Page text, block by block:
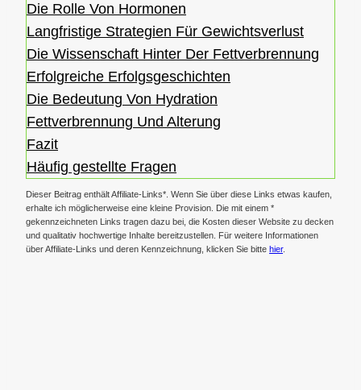
Die Rolle Von Hormonen
Langfristige Strategien Für Gewichtsverlust
Die Wissenschaft Hinter Der Fettverbrennung
Erfolgreiche Erfolgsgeschichten
Die Bedeutung Von Hydration
Fettverbrennung Und Alterung
Fazit
Häufig gestellte Fragen
Dieser Beitrag enthält Affiliate-Links*. Wenn Sie über diese Links etwas kaufen,
erhalte ich möglicherweise eine kleine Provision. Die mit einem *
gekennzeichneten Links tragen dazu bei, die Kosten dieser Website zu decken
und qualitativ hochwertige Inhalte bereitzustellen. Für weitere Informationen
über Affiliate-Links und deren Kennzeichnung, klicken Sie bitte hier.